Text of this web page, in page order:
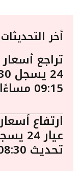
أخر التحديثات
تراجع
09:15 مساءًا
ارتفاع
تحديث 08:30 مساءًا